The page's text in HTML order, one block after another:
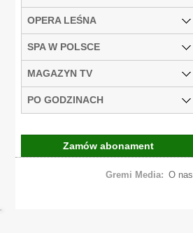
OPERA LEŚNA
SPA W POLSCE
MAGAZYN TV
PO GODZINACH
Zamów abonament
Gremi Media: O nas